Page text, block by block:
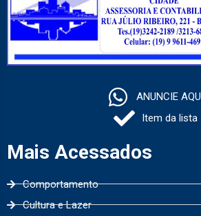
ANUNCIE AQUI
Item da lista
Mais Acessados
Comportamento
Cultura e Lazer